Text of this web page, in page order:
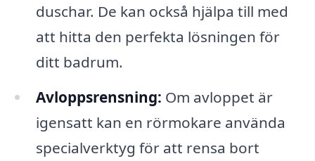
duschar. De kan också hjälpa till med
att hitta den perfekta lösningen för
ditt badrum.
Avloppsrensning: Om avloppet är
igensatt kan en rörmokare använda
specialverktyg för att rensa bort